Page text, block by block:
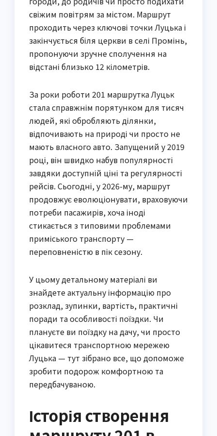
свіжим повітрям за містом. Маршрут
проходить через ключові точки Луцька і
закінчується біля церкви в селі Промінь,
пропонуючи зручне сполучення на
відстані близько 12 кілометрів.
За роки роботи 201 маршрутка Луцьк
стала справжнім порятунком для тисяч
людей, які обробляють ділянки,
відпочивають на природі чи просто не
мають власного авто. Запущений у 2019
році, він швидко набув популярності
завдяки доступній ціні та регулярності
рейсів. Сьогодні, у 2026-му, маршрут
продовжує еволюціонувати, враховуючи
потреби пасажирів, хоча іноді
стикається з типовими проблемами
приміського транспорту —
переповненістю в пік сезону.
У цьому детальному матеріалі ви
знайдете актуальну інформацію про
розклад, зупинки, вартість, практичні
поради та особливості поїздки. Чи
плануєте ви поїздку на дачу, чи просто
цікавитеся транспортною мережею
Луцька — тут зібрано все, що допоможе
зробити подорож комфортною та
передбачуваною.
Історія створення